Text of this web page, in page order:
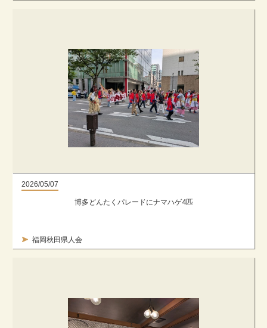
2026/05/07
福岡秋田県人会
博多どんたくパレードにナマハゲ4匹